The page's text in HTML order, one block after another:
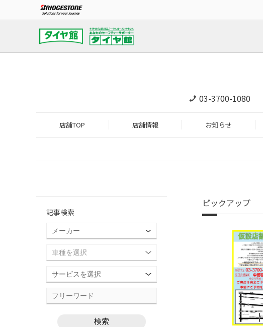
03-3700-1080
店舗TOP 店舗情報 お知らせ
ピックアップ
記事検索